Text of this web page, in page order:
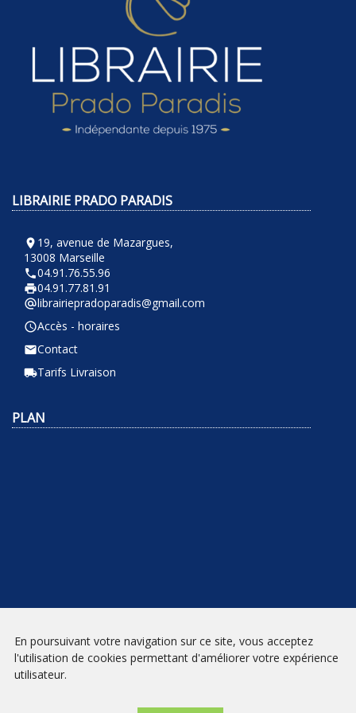
LIBRAIRIE PRADO PARADIS
room 19, avenue de Mazargues,
13008 Marseille
phone04.91.76.55.96
local_printshop04.91.77.81.91
alternate_emaillibrairiepradoparadis@gmail.com
query_builderAccès - horaires
emailContact
local_shippingTarifs Livraison
PLAN
NEWSLETTER
En poursuivant votre navigation sur ce site, vous acceptez
l'utilisation de cookies permettant d'améliorer votre expérience
utilisateur.